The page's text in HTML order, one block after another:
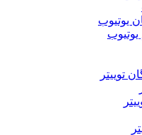
یوتیوب
توییتر